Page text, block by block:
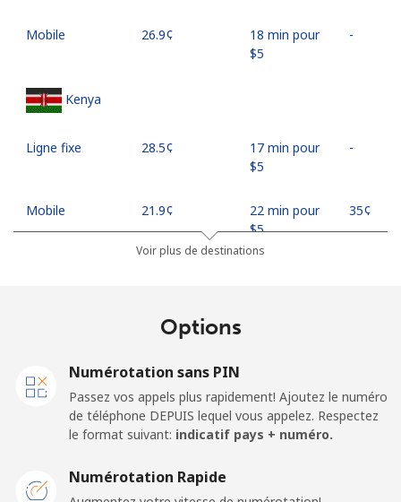
Mobile ⁦26.9¢⁩
18 min pour
⁦$5⁩
-
Kenya
Ligne fixe ⁦28.5¢⁩
17 min pour
⁦$5⁩
-
Mobile ⁦21.9¢⁩
22 min pour
⁦$5⁩
⁦35¢⁩
All country
⁦$5⁩
Voir plus de destinations
Options
Numérotation sans PIN
Passez vos appels plus rapidement! Ajoutez le numéro
de téléphone DEPUIS lequel vous appelez. Respectez
le format suivant: indicatif pays + numéro.
Numérotation Rapide